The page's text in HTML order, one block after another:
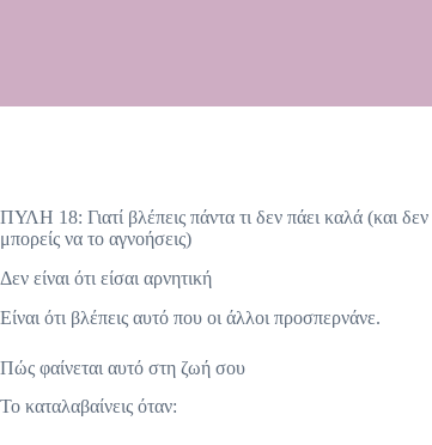
ΠΥΛΗ 18: Γιατί βλέπεις πάντα τι δεν πάει καλά (και δεν
μπορείς να το αγνοήσεις)
Δεν είναι ότι είσαι αρνητική
Είναι ότι βλέπεις αυτό που οι άλλοι προσπερνάνε.
Πώς φαίνεται αυτό στη ζωή σου
Το καταλαβαίνεις όταν: